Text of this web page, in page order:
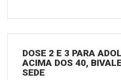
DOSE 2 E 3 PARA
ACIMA DOS 40,
SEDE